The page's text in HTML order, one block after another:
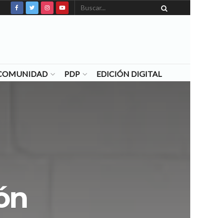
PDP EDICIÓN DIGITAL